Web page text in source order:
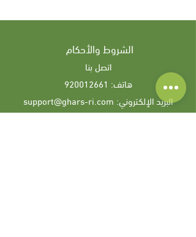
الشروط والأحكام
اتصل بنا
هاتف: 920012661
البريد الإلكتروني: support@ghars-ri.com